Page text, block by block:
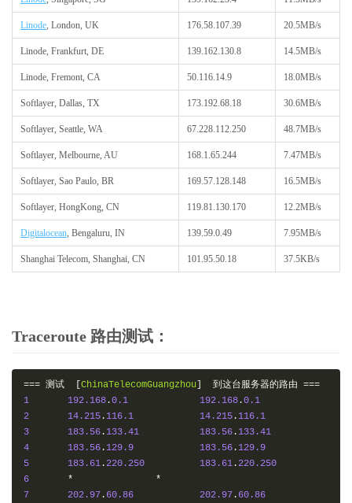
Linode, London, UK 176.58.107.39 20.5MB/s
Linode, Frankfurt, DE 139.162.130.8 14.5MB/s
Linode, Fremont, CA 50.116.14.9 18.0MB/s
Softlayer, Dallas, TX 173.192.68.18 30.6MB/s
Softlayer, Seattle, WA 67.228.112.250 48.7MB/s
Softlayer, Melbourne, AU 168.1.65.244 7.47MB/s
Softlayer, Sao Paulo, BR 169.57.128.148 16.5MB/s
Softlayer, HongKong, CN 119.81.130.170 12.2MB/s
Digitalocean, Bengaluru, IN 139.59.0.49 7.95MB/s
Shanghai Telecom, Shanghai, CN 101.95.50.18 37.5KB/s
Traceroute 路由测试：
=== 测试 ChinaTelecomGuangzhou 到这台服务器的路由 ===
1
192.168 .0.1 192.168 .0.1
2
14.215 . 116.1 14.215 . 116.1
3
183.56 . 133.41 183.56 . 133.41
4
183.56 . 129.9 183.56 . 129.9
5
183.61 .220.250 183.61 .220.250
6
*
*
7
202.97 . 60.86 202.97 . 60.86